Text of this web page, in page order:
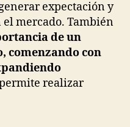
expectación y
mercado. También
de un
comenzando con
realizar